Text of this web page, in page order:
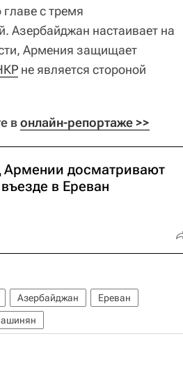
главе с тремя
Азербайджан настаивает на
Армения защищает
не является стороной
вонлайн-репортаже >>
досматривают
в Ереван
Азербайджан
Ереван